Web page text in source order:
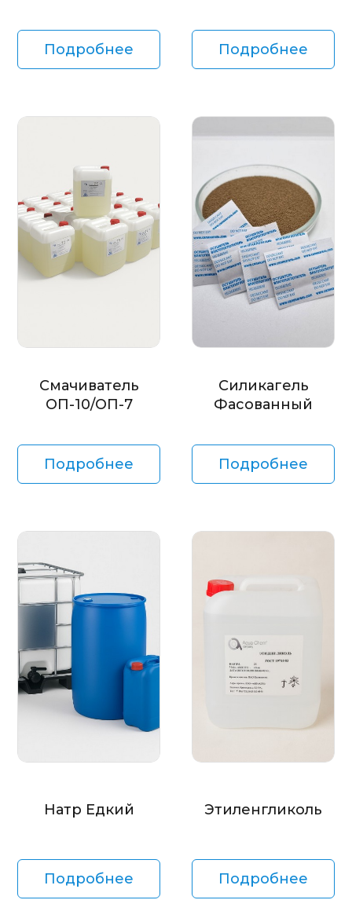
Подробнее Подробнее
Смачиватель
ОП-10/ОП-7
Подробнее
Силикагель
Фасованный
Подробнее
Натр Едкий
Подробнее
Этиленгликоль
Подробнее